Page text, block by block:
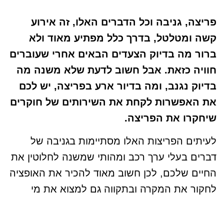
פריצה, גניבה וכל הדברים האלו, זה אירוע
קשה ומטלטל, בדרך כלל מפתיע מאוד ולא
ברור מה בדיוק הצעדים הבאים אחרי שעוברים
חוויה כזאת. אבל חשוב לדעת שלא משנה מה
בדיוק נגנב, ומה בדיור ארע בפריצה, יש לכם
את האפשרות לקחת את השירותים של חוקרים
שיחקרו את הפריצה.
לעיתים הפריצות האלו מסתיימות בגניבה של
דברים בעלי ערך רכב ומהותי שמשנה לחלוטין את
החיים שלכם, לכן חשוב מאוד להכיר את האופציה
לחקור את המקרה ובתקווה גם למצוא את מי